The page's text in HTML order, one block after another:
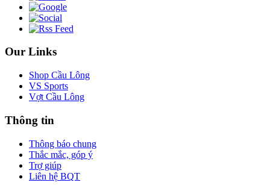
Our Links
Shop Cầu Lông
VS Sports
Vợt Cầu Lông
Thông tin
Thông báo chung
Thắc mắc, góp ý
Trợ giúp
Liên hệ BQT